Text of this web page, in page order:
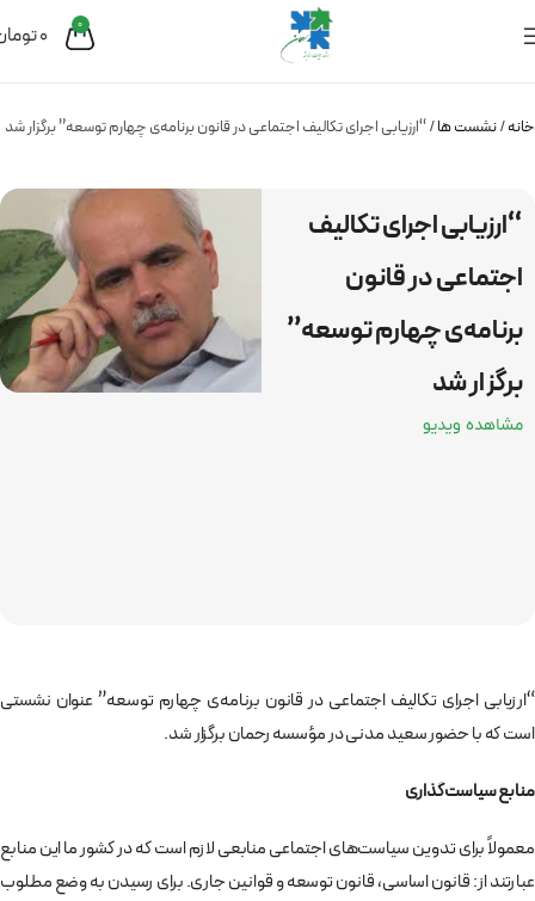
0
0
خانه نشست ها “ارزیابی اجرای تکالیف اجتماعی در قانون برنامه‌ی چهارم توسعه” برگزار شد
“ارزیابی اجرای تکالیف
اجتماعی در قانون
برنامه‌ی چهارم توسعه”
برگزار شد
مشاهده ویدیو
“ارزیابی اجرای تکالیف اجتماعی در قانون برنامه‌ی چهارم توسعه” عنوان نشستی
است که با حضور سعید مدنی در مؤسسه رحمان برگزار شد.
منابع سیاست‌گذاری
معمولاً برای تدوين سياست‌های اجتماعی منابعی لازم است كه در كشور ما اين منابع
عبارتند از: قانون اساسی، قانون توسعه و قوانين جاری. برای رسيدن به وضع مطلوب